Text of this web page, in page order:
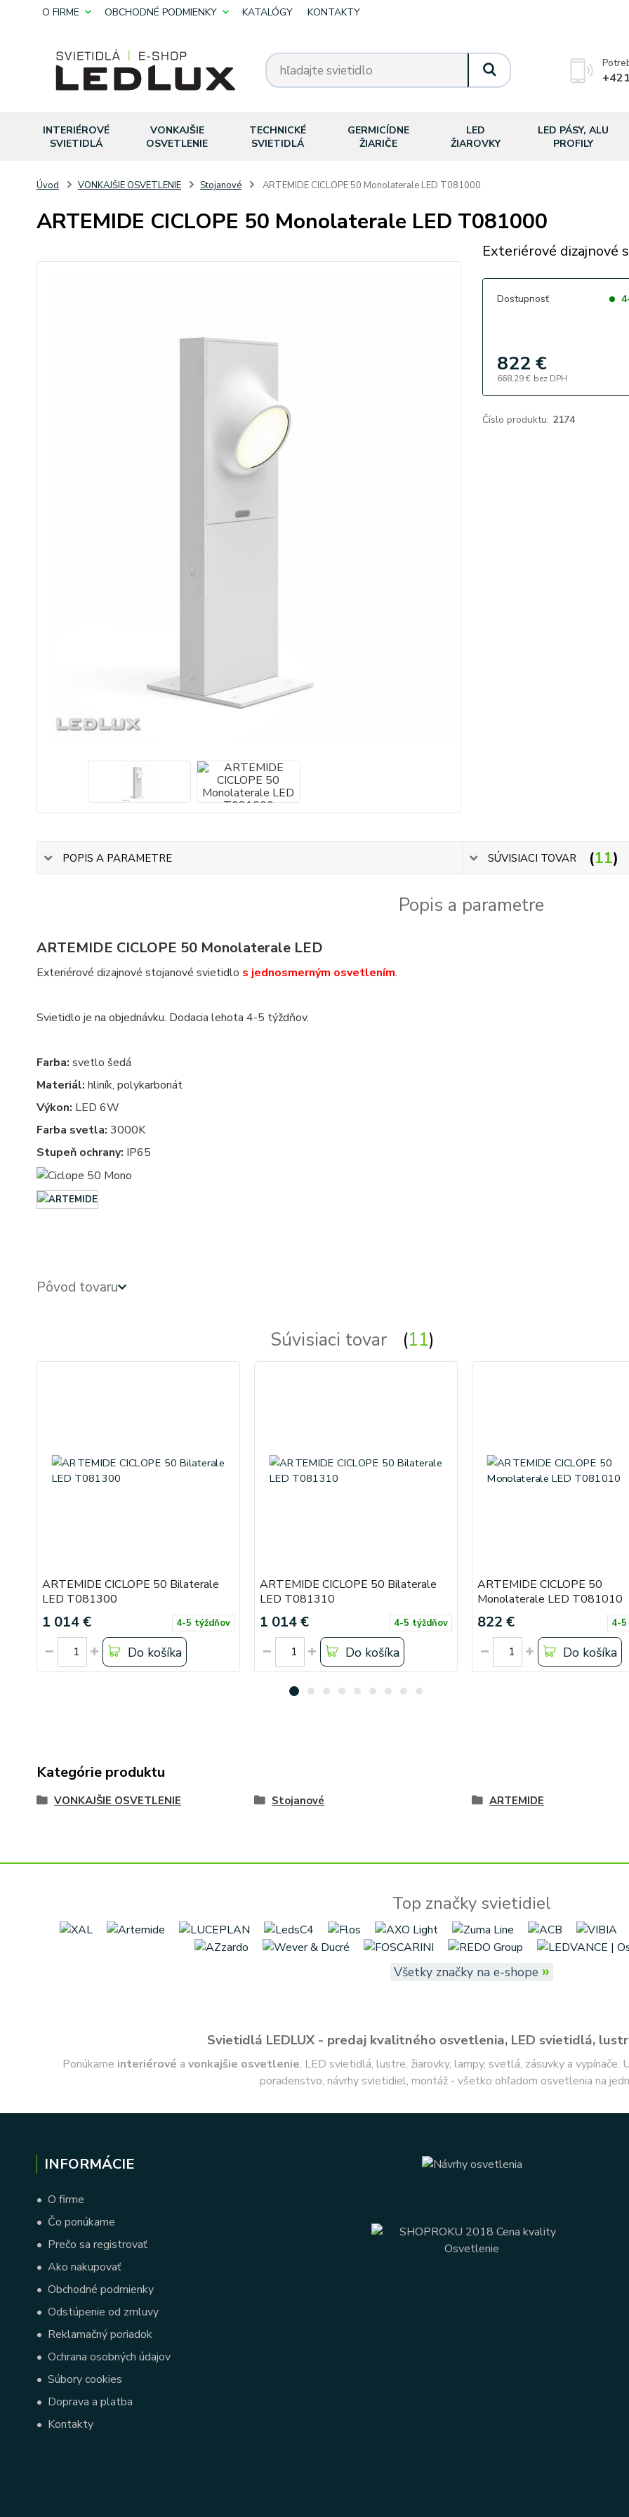
O FIRME OBCHODNÉ PODMIENKY KATALÓGY KONTAKTY
INTERIÉROVÉ
SVIETIDLÁ
VONKAJŠIE
OSVETLENIE
TECHNICKÉ
SVIETIDLÁ
GERMICÍDNE
ŽIARIČE
LED
ŽIAROVKY
LED PÁSY, ALU
PROFILY
Úvod VONKAJŠIE OSVETLENIE Stojanové ARTEMIDE CICLOPE 50 Monolaterale LED T081000
ARTEMIDE CICLOPE 50 Monolaterale LED T081000
Exteriérové dizajnové
Dostupnosť
822 €
668,29 € bez DPH
Číslo produktu: 2174
POPIS A PARAMETRE SÚVISIACI TOVAR 11
Popis a parametre
ARTEMIDE CICLOPE 50 Monolaterale LED
Exteriérové dizajnové stojanové svietidlo s jednosmerným osvetlením.
Svietidlo je na objednávku. Dodacia lehota 4-5 týždňov.
Farba: svetlo šedá
Materiál: hliník, polykarbonát
Výkon: LED 6W
Farba svetla: 3000K
Stupeň ochrany: IP65
Pôvod tovaru
Súvisiaci tovar 11
ARTEMIDE CICLOPE 50 Bilaterale
LED T081300
1 014 € 4-5 týždňov
Do košíka
ARTEMIDE CICLOPE 50 Bilaterale
LED T081310
1 014 € 4-5 týždňov
Do košíka
ARTEMIDE CICLOPE 50
Monolaterale LED T081010
822 € 4-
Do košíka
Kategórie produktu
VONKAJŠIE OSVETLENIE Stojanové ARTEMIDE
Top značky svietidiel
Všetky značky na e-shope »
Svietidlá LEDLUX - predaj kvalitného osvetlenia, LED svietidlá,
Ponúkame interiérové a vonkajšie osvetlenie, LED svietidlá, lustre, žiarovky, lampy, svetlá, zásuvky a
poradenstvo, návrhy svietidiel, montáž - všetko ohľadom osvetlenia na
INFORMÁCIE
• O firme
• Čo ponúkame
• Prečo sa registrovať
• Ako nakupovať
• Obchodné podmienky
• Odstúpenie od zmluvy
• Reklamačný poriadok
• Ochrana osobných údajov
• Súbory cookies
• Doprava a platba
• Kontakty